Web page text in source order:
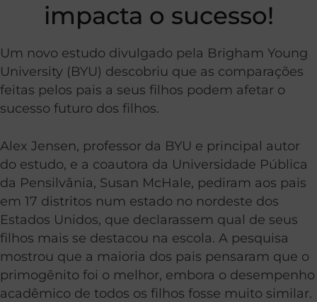
impacta o sucesso!
Um novo estudo divulgado pela Brigham Young
University (BYU) descobriu que as comparações
feitas pelos pais a seus filhos podem afetar o
sucesso futuro dos filhos.
Alex Jensen, professor da BYU e principal autor
do estudo, e a coautora da Universidade Pública
da Pensilvânia, Susan McHale, pediram aos pais
em 17 distritos num estado no nordeste dos
Estados Unidos, que declarassem qual de seus
filhos mais se destacou na escola. A pesquisa
mostrou que a maioria dos pais pensaram que o
primogênito foi o melhor, embora o desempenho
acadêmico de todos os filhos fosse muito similar.